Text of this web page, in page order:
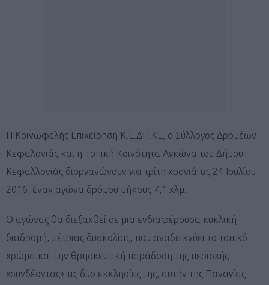
Η Κοινωφελής Επιχείρηση Κ.Ε.ΔΗ.ΚΕ, ο Σύλλογος Δρομέων
Κεφαλονιάς και η Τοπική Κοινότητα Αγκώνα του Δήμου
Κεφαλλονιάς διοργανώνουν για τρίτη χρονιά τις 24 Ιουλίου
2016, έναν αγώνα δρόμου μήκους 7,1 χλμ.
Ο αγώνας θα διεξαχθεί σε μια ενδιαφέρουσα κυκλική
διαδρομή, μέτριας δυσκολίας, που αναδεικνύει το τοπικό
χρώμα και την θρησκευτική παράδοση της περιοχής
«συνδέοντας» τις δύο εκκλησίες της, αυτήν της Παναγίας